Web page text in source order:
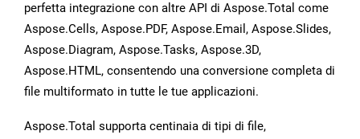
perfetta integrazione con altre API di Aspose.Total come
Aspose.Cells, Aspose.PDF, Aspose.Email, Aspose.Slides,
Aspose.Diagram, Aspose.Tasks, Aspose.3D,
Aspose.HTML, consentendo una conversione completa di
file multiformato in tutte le tue applicazioni.
Aspose.Total supporta centinaia di tipi di file,